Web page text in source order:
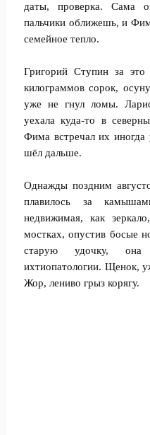
даты, проверка. Сама
пальчики оближешь, и
семейное тепло.
Григорий Ступин за
килограммов сорок,
уже не гнул ломы.
уехала куда-то в
Фима встречал их иногда
шёл дальше.
Однажды поздним
плавилось за
недвижимая, как
мостках, опустив босые
старую удочку, она
ихтиопатологии. Щенок,
Жор, лениво грыз корягу.